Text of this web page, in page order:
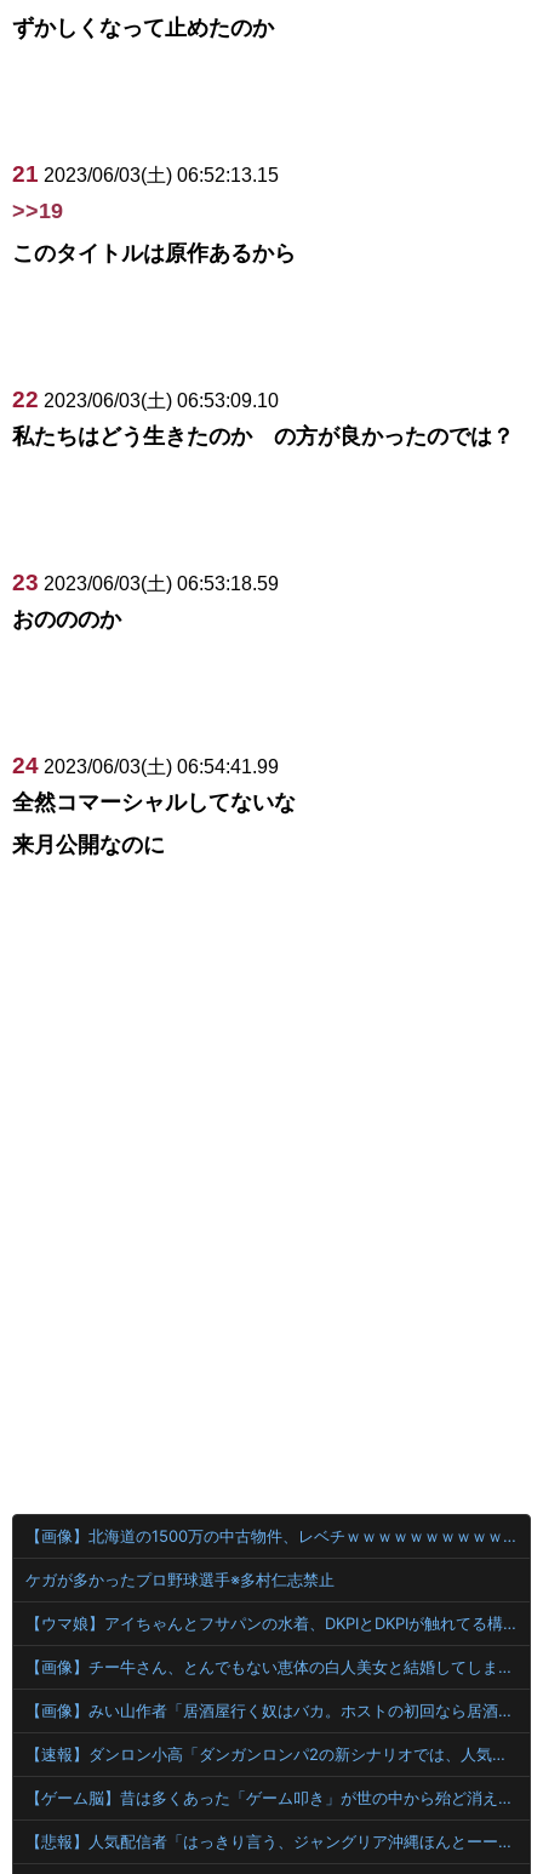
ずかしくなって止めたのか
21 2023/06/03(土) 06:52:13.15
>>19
このタイトルは原作あるから
22 2023/06/03(土) 06:53:09.10
私たちはどう生きたのか の方が良かったのでは？
23 2023/06/03(土) 06:53:18.59
おのののか
24 2023/06/03(土) 06:54:41.99
全然コマーシャルしてないな
来月公開なのに
【画像】北海道の1500万の中古物件、レベチｗｗｗｗｗｗｗｗｗｗｗｗｗｗｗｗｗｗｗｗ
ケガが多かったプロ野球選手※多村仁志禁止
【ウマ娘】アイちゃんとフサパンの水着、DKPIとDKPIが触れてる構図が良き…
【画像】チー牛さん、とんでもない恵体の白人美女と結婚してしまうｗｗｗｗｗｗｗｗ 【Pickup06072008】
【画像】みい山作者「居酒屋行く奴はバカ。ホストの初回なら居酒屋より安く飲めてイケメンにチヤホヤされる」
【速報】ダンロン小高「ダンガンロンパ2の新シナリオでは、人気キャラも殺していきますw」
【ゲーム脳】昔は多くあった「ゲーム叩き」が世の中から殆ど消えてしまった理由wwwwwwwwwwwwww
【悲報】人気配信者「はっきり言う、ジャングリア沖縄ほんとーーーーーーーーにおもんない！！！！」→炎上